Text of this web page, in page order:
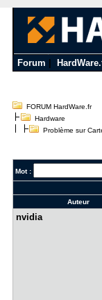
Forum
FORUM HardWare.fr
Hardware
Problème sur
Mot :
Auteur
nvidia